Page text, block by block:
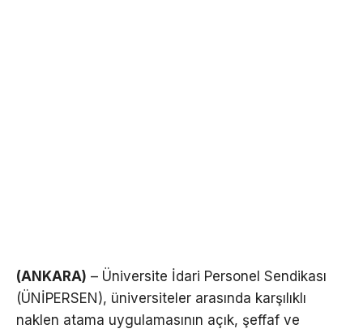
(ANKARA) – Üniversite İdari Personel Sendikası
(ÜNİPERSEN), üniversiteler arasında karşılıklı
naklen atama uygulamasının açık, şeffaf ve